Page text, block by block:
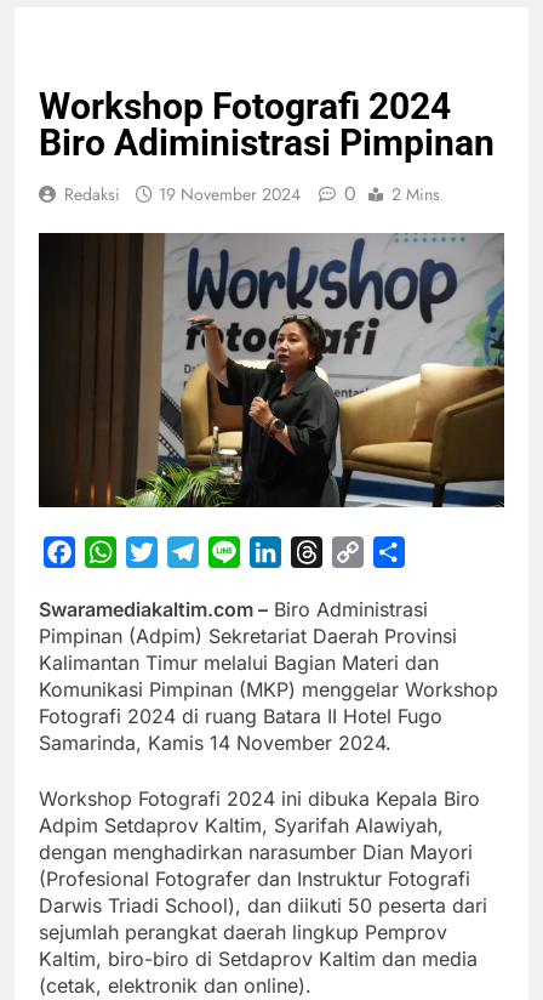
Workshop Fotografi 2024
Biro Adiministrasi Pimpinan
Redaksi 19 November 2024 0 2 Mins
FacebookWhatsApp
TwitterTelegram
Line LinkedInThreads
Copy
Swaramediakaltim.com – Biro Administrasi
Pimpinan (Adpim) Sekretariat Daerah Provinsi
Kalimantan Timur melalui Bagian Materi dan
Komunikasi Pimpinan (MKP) menggelar Workshop
Fotografi 2024 di ruang Batara II Hotel Fugo
Samarinda, Kamis 14 November 2024.
Workshop Fotografi 2024 ini dibuka Kepala Biro
Adpim Setdaprov Kaltim, Syarifah Alawiyah,
dengan menghadirkan narasumber Dian Mayori
(Profesional Fotografer dan Instruktur Fotografi
Darwis Triadi School), dan diikuti 50 peserta dari
sejumlah perangkat daerah lingkup Pemprov
Kaltim, biro-biro di Setdaprov Kaltim dan media
(cetak, elektronik dan online).